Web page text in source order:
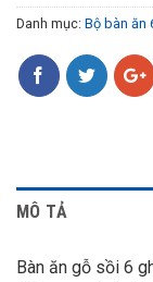
Danh mục: Bộ bàn ăn
MÔ TẢ
Bàn ăn gỗ sồi 6